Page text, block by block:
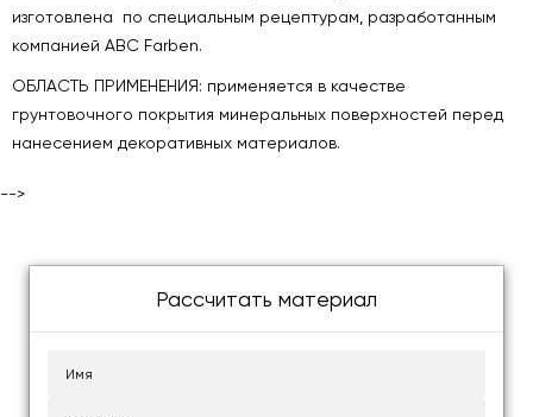
изготовлена по специальным рецептурам, разработанным
компанией ABC Farben.
ОБЛАСТЬ ПРИМЕНЕНИЯ: применяется в качестве
грунтовочного покрытия минеральных поверхностей перед
нанесением декоративных материалов.
-->
Рассчитать материал